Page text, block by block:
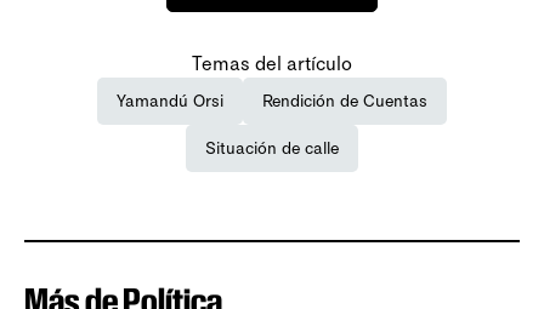
Temas del artículo
Yamandú Orsi Rendición de Cuentas
Situación de calle